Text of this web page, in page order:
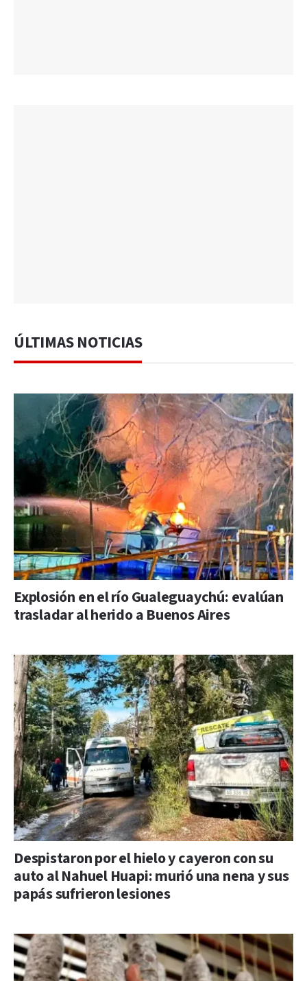
ÚLTIMAS NOTICIAS
Explosión en el río Gualeguaychú: evalúan
trasladar al herido a Buenos Aires
Despistaron por el hielo y cayeron con su
auto al Nahuel Huapi: murió una nena y sus
papás sufrieron lesiones